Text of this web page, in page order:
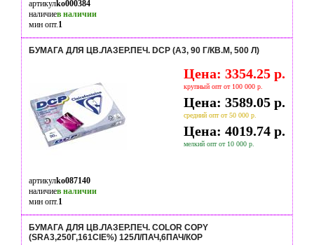
артикулko000384
наличиев наличии
мин опт.1
БУМАГА ДЛЯ ЦВ.ЛАЗЕР.ПЕЧ. DCP (А3, 90 Г/КВ.М, 500 Л)
Цена: 3354.25 р.
крупный опт от 100 000 р.
Цена: 3589.05 р.
средний опт от 50 000 р.
Цена: 4019.74 р.
мелкий опт от 10 000 р.
артикулko087140
наличиев наличии
мин опт.1
БУМАГА ДЛЯ ЦВ.ЛАЗЕР.ПЕЧ. COLOR COPY
(SRA3,250Г,161CIE%) 125Л/ПАЧ,6ПАЧ/КОР